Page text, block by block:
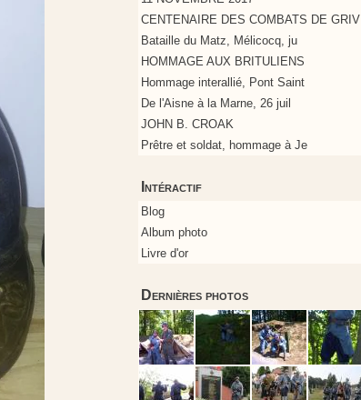
CENTENAIRE DES COMBATS DE GRIV
Bataille du Matz, Mélicocq, ju
HOMMAGE AUX BRITULIENS
Hommage interallié, Pont Saint
De l'Aisne à la Marne, 26 juil
JOHN B. CROAK
Prêtre et soldat, hommage à Je
Intéractif
Blog
Album photo
Livre d'or
Dernières photos